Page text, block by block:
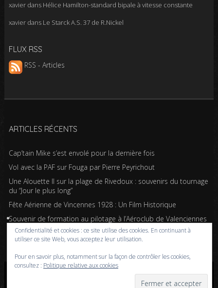
xavierdans Hélice Hamilton-standard bipale à vitesse constante
xavierdans Le Starck A.S. 37 de R.Nickel
FLUX RSS
RSS - Articles
ARTICLES RÉCENTS
Cap’tain Mike s’est envolé pour la dernière fois
Vol avec la PAF sur Fouga par Pierre Peyrichout
Une Alouette II sur la plage de Rivedoux : souvenirs du tournage
du “Jour le plus long”
Fête Aérienne de Vincennes 1928 : Un Film Historique
Souvenir de formation au pilotage à l’Aéroclub de Valenciennes
– 1963 – par Patrick Bordier
Copyright © 2020-2026 Passion pour l'aviation | Powered by WordPress | Design by
Confidentialité et cookies : ce site utilise des cookies. En continuant à
utiliser ce site Web, vous acceptez leur utilisation.
Pour en savoir plus, notamment sur la façon de contrôler les cookies,
consultez : Politique relative aux cookies